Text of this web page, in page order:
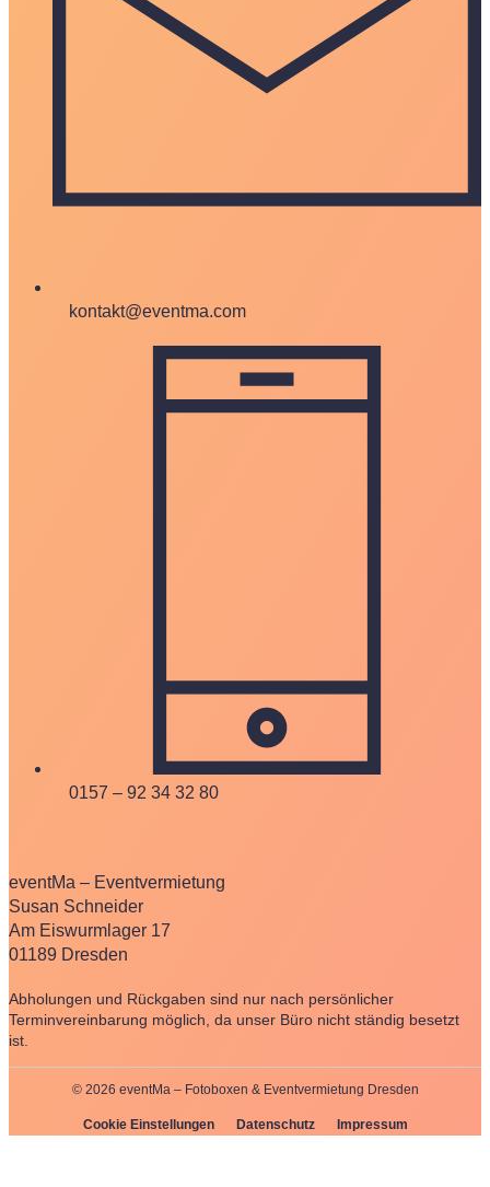
kontakt@eventma.com
0157 – 92 34 32 80
eventMa – Eventvermietung
Susan Schneider
Am Eiswurmlager 17
01189 Dresden
Abholungen und Rückgaben sind nur nach persönlicher
Terminvereinbarung möglich, da unser Büro nicht ständig besetzt
ist.
© 2026 eventMa – Fotoboxen & Eventvermietung Dresden
Cookie Einstellungen Datenschutz Impressum